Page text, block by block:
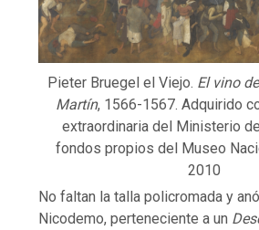
Pieter Bruegel el Viejo. El vino
Martín, 1566-1567. Adquirido
extraordinaria del Ministerio
fondos propios del Museo
2010
No faltan la talla policromada y
Nicodemo, perteneciente a un